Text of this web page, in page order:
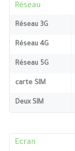
Réseau
Réseau 3G
Réseau 4G
Réseau 5G
carte SIM
Deux SIM
Ecran